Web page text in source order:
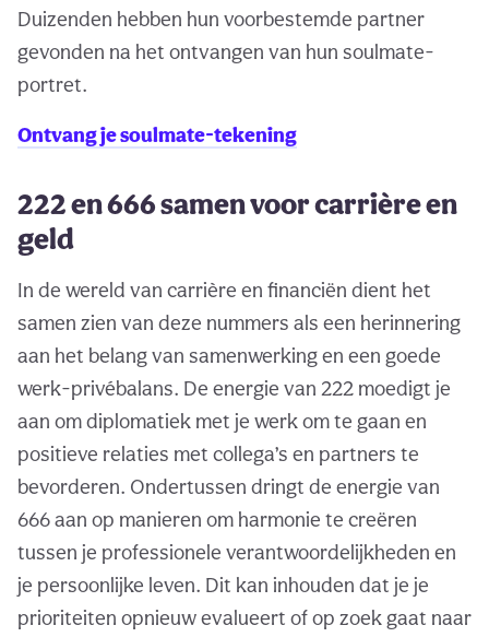
Duizenden hebben hun voorbestemde partner
gevonden na het ontvangen van hun soulmate-
portret.
Ontvang je soulmate-tekening
222 en 666 samen voor carrière en
geld
In de wereld van carrière en financiën dient het
samen zien van deze nummers als een herinnering
aan het belang van samenwerking en een goede
werk-privébalans. De energie van 222 moedigt je
aan om diplomatiek met je werk om te gaan en
positieve relaties met collega’s en partners te
bevorderen. Ondertussen dringt de energie van
666 aan op manieren om harmonie te creëren
tussen je professionele verantwoordelijkheden en
je persoonlijke leven. Dit kan inhouden dat je je
prioriteiten opnieuw evalueert of op zoek gaat naar